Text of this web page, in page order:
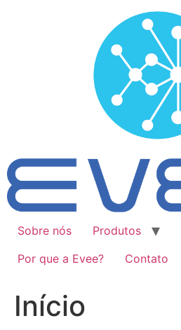
Sobre nós Produtos
Por que a Evee?
Contato
Início